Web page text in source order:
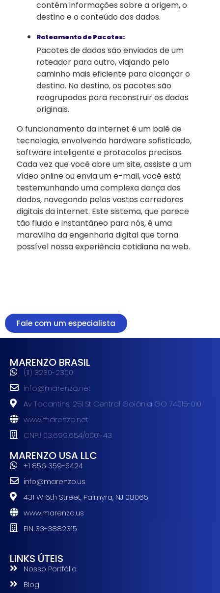
contém informações sobre a origem, o
destino e o conteúdo dos dados.
Roteamento de Pacotes:
Pacotes de dados são enviados de um
roteador para outro, viajando pelo
caminho mais eficiente para alcançar o
destino. No destino, os pacotes são
reagrupados para reconstruir os dados
originais.
O funcionamento da internet é um balé de
tecnologia, envolvendo hardware sofisticado,
software inteligente e protocolos precisos.
Cada vez que você abre um site, assiste a um
vídeo online ou envia um e-mail, você está
testemunhando uma complexa dança dos
dados, navegando pelos vastos corredores
digitais da internet. Este sistema, que parece
tão fluido e instantâneo para nós, é uma
maravilha da engenharia digital que torna
possível nossa experiência cotidiana na web.
Fale com um especialista
MARENZO BRASIL
(11) 3230-2300
info@marenzo.net
Av Tocantins, 251 St Central Goiânia GO 74015-010
www.marenzo.net
CNPJ 03.699.654/0001-43
MARENZO USA LLC
+1 856 359-5424
info@marenzo.us
431 W 6th Street, Palmyra, NJ 08065
www.marenzo.us
EIN 33-3882315
LINKS ÚTEIS
Nosso Portfólio
Blog